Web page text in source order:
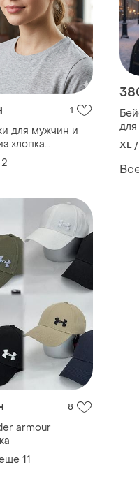
XL
1
для мужчин и
хлопка
производства с
лето.
2
8
armour
11